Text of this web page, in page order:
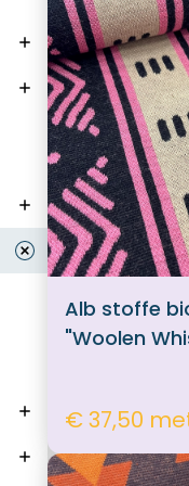
Alb stoffe
"Woolen
€ 37,50